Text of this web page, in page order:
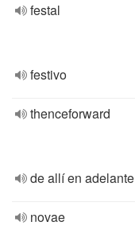
festal
festivo
thenceforward
de allí en adelante
novae